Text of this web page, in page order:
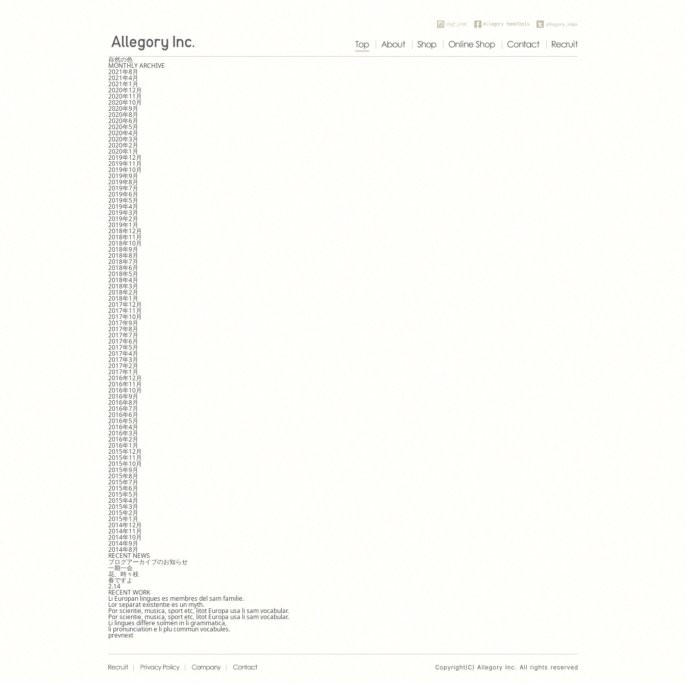
自然の色
MONTHLY ARCHIVE
2021年8月
2021年4月
2021年1月
2020年12月
2020年11月
2020年10月
2020年9月
2020年8月
2020年6月
2020年5月
2020年4月
2020年3月
2020年2月
2020年1月
2019年12月
2019年11月
2019年10月
2019年9月
2019年8月
2019年7月
2019年6月
2019年5月
2019年4月
2019年3月
2019年2月
2019年1月
2018年12月
2018年11月
2018年10月
2018年9月
2018年8月
2018年7月
2018年6月
2018年5月
2018年4月
2018年3月
2018年2月
2018年1月
2017年12月
2017年11月
2017年10月
2017年9月
2017年8月
2017年7月
2017年6月
2017年5月
2017年4月
2017年3月
2017年2月
2017年1月
2016年12月
2016年11月
2016年10月
2016年9月
2016年8月
2016年7月
2016年6月
2016年5月
2016年4月
2016年3月
2016年2月
2016年1月
2015年12月
2015年11月
2015年10月
2015年9月
2015年8月
2015年7月
2015年6月
2015年5月
2015年4月
2015年3月
2015年2月
2015年1月
2014年12月
2014年11月
2014年10月
2014年9月
2014年8月
RECENT NEWS
ブログアーカイブのお知らせ
一期一会
花、時々枝
春ですよ
2.14
RECENT WORK
Li Europan lingues es membres del sam familie.
Lor separat existentie es un myth.
Por scientie, musica, sport etc, litot Europa usa li sam vocabular.
Por scientie, musica, sport etc, litot Europa usa li sam vocabular.
Li lingues differe solmen in li grammatica,
li pronunciation e li plu commun vocabules.
prevnext